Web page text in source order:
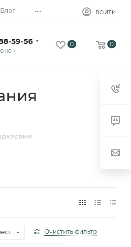
Блог ... ВОЙТИ
59-56 0 0
Очистить фильтр